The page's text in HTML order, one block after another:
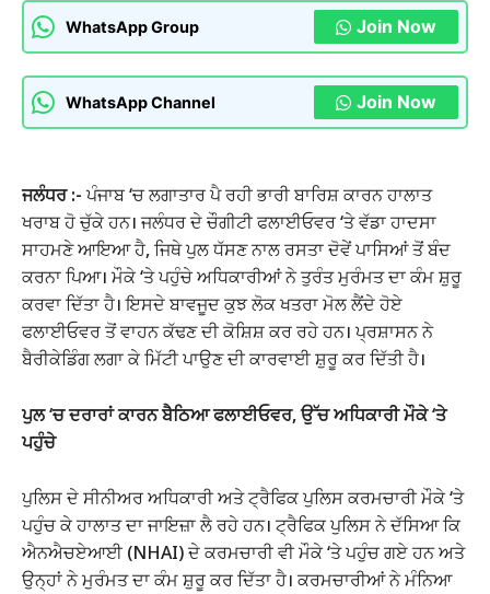
WhatsApp Group Join Now
WhatsApp Channel Join Now
ਜਲੰਧਰ :-ਪੰਜਾਬ ‘ਚ ਲਗਾਤਾਰ ਪੈ ਰਹੀ ਭਾਰੀ ਬਾਰਿਸ਼ ਕਾਰਨ ਹਾਲਾਤ
ਖਰਾਬ ਹੋ ਚੁੱਕੇ ਹਨ। ਜਲੰਧਰ ਦੇ ਚੌਗੀਟੀ ਫਲਾਈਓਵਰ ‘ਤੇ ਵੱਡਾ ਹਾਦਸਾ
ਸਾਹਮਣੇ ਆਇਆ ਹੈ, ਜਿਥੇ ਪੁਲ ਧੱਸਣ ਨਾਲ ਰਸਤਾ ਦੋਵੇਂ ਪਾਸਿਆਂ ਤੋਂ ਬੰਦ
ਕਰਨਾ ਪਿਆ। ਮੌਕੇ ‘ਤੇ ਪਹੁੰਚੇ ਅਧਿਕਾਰੀਆਂ ਨੇ ਤੁਰੰਤ ਮੁਰੰਮਤ ਦਾ ਕੰਮ ਸ਼ੁਰੂ
ਕਰਵਾ ਦਿੱਤਾ ਹੈ। ਇਸਦੇ ਬਾਵਜੂਦ ਕੁਝ ਲੋਕ ਖਤਰਾ ਮੋਲ ਲੈਂਦੇ ਹੋਏ
ਫਲਾਈਓਵਰ ਤੋਂ ਵਾਹਨ ਕੱਢਣ ਦੀ ਕੋਸ਼ਿਸ਼ ਕਰ ਰਹੇ ਹਨ। ਪ੍ਰਸ਼ਾਸਨ ਨੇ
ਬੈਰੀਕੇਡਿੰਗ ਲਗਾ ਕੇ ਮਿੱਟੀ ਪਾਉਣ ਦੀ ਕਾਰਵਾਈ ਸ਼ੁਰੂ ਕਰ ਦਿੱਤੀ ਹੈ।
ਪੁਲ ‘ਚ ਦਰਾਰਾਂ ਕਾਰਨ ਬੈਠਿਆ ਫਲਾਈਓਵਰ, ਉੱਚ ਅਧਿਕਾਰੀ ਮੌਕੇ ‘ਤੇ
ਪਹੁੰਚੇ
ਪੁਲਿਸ ਦੇ ਸੀਨੀਅਰ ਅਧਿਕਾਰੀ ਅਤੇ ਟ੍ਰੈਫਿਕ ਪੁਲਿਸ ਕਰਮਚਾਰੀ ਮੌਕੇ ‘ਤੇ
ਪਹੁੰਚ ਕੇ ਹਾਲਾਤ ਦਾ ਜਾਇਜ਼ਾ ਲੈ ਰਹੇ ਹਨ। ਟ੍ਰੈਫਿਕ ਪੁਲਿਸ ਨੇ ਦੱਸਿਆ ਕਿ
ਐਨਐਚਏਆਈ (NHAI) ਦੇ ਕਰਮਚਾਰੀ ਵੀ ਮੌਕੇ ‘ਤੇ ਪਹੁੰਚ ਗਏ ਹਨ ਅਤੇ
ਉਨ੍ਹਾਂ ਨੇ ਮੁਰੰਮਤ ਦਾ ਕੰਮ ਸ਼ੁਰੂ ਕਰ ਦਿੱਤਾ ਹੈ। ਕਰਮਚਾਰੀਆਂ ਨੇ ਮੰਨਿਆ